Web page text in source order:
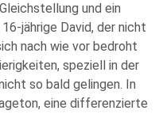
und ein
jährige David, der nicht
nach wie vor bedroht
speziell in der
so bald gelingen. In
eine differenzierte